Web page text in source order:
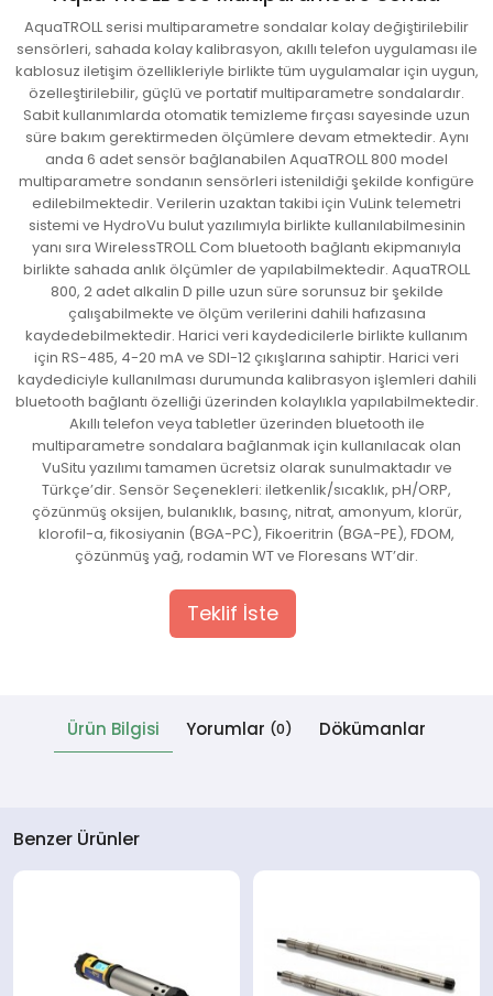
AquaTROLL serisi multiparametre sondalar kolay değiştirilebilir
sensörleri, sahada kolay kalibrasyon, akıllı telefon uygulaması ile
kablosuz iletişim özellikleriyle birlikte tüm uygulamalar için uygun,
özelleştirilebilir, güçlü ve portatif multiparametre sondalardır.
Sabit kullanımlarda otomatik temizleme fırçası sayesinde uzun
süre bakım gerektirmeden ölçümlere devam etmektedir. Aynı
anda 6 adet sensör bağlanabilen AquaTROLL 800 model
multiparametre sondanın sensörleri istenildiği şekilde konfigüre
edilebilmektedir. Verilerin uzaktan takibi için VuLink telemetri
sistemi ve HydroVu bulut yazılımıyla birlikte kullanılabilmesinin
yanı sıra WirelessTROLL Com bluetooth bağlantı ekipmanıyla
birlikte sahada anlık ölçümler de yapılabilmektedir. AquaTROLL
800, 2 adet alkalin D pille uzun süre sorunsuz bir şekilde
çalışabilmekte ve ölçüm verilerini dahili hafızasına
kaydedebilmektedir. Harici veri kaydedicilerle birlikte kullanım
için RS-485, 4-20 mA ve SDI-12 çıkışlarına sahiptir. Harici veri
kaydediciyle kullanılması durumunda kalibrasyon işlemleri dahili
bluetooth bağlantı özelliği üzerinden kolaylıkla yapılabilmektedir.
Akıllı telefon veya tabletler üzerinden bluetooth ile
multiparametre sondalara bağlanmak için kullanılacak olan
VuSitu yazılımı tamamen ücretsiz olarak sunulmaktadır ve
Türkçe’dir. Sensör Seçenekleri: iletkenlik/sıcaklık, pH/ORP,
çözünmüş oksijen, bulanıklık, basınç, nitrat, amonyum, klorür,
klorofil-a, fikosiyanin (BGA-PC), Fikoeritrin (BGA-PE), FDOM,
çözünmüş yağ, rodamin WT ve Floresans WT’dir.
Teklif İste
Ürün Bilgisi Yorumlar (0) Dökümanlar
Benzer Ürünler